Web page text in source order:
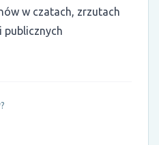
w czatach, zrzutach
publicznych